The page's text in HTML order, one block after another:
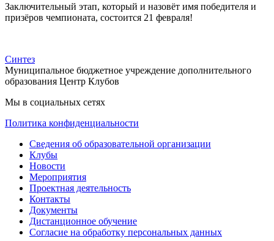
Заключительный этап, который и назовёт имя победителя и
призёров чемпионата, состоится 21 февраля!
Синтез
Муниципальное бюджетное учреждение дополнительного
образования Центр Клубов
Мы в социальных сетях
Политика конфиденциальности
Сведения об образовательной организации
Клубы
Новости
Мероприятия
Проектная деятельность
Контакты
Документы
Дистанционное обучение
Согласие на обработку персональных данных